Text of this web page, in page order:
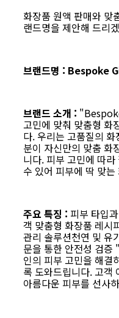
화장품 원액 판매와 맞
랜드명을 제안해 드리
브랜드명 : Bespoke
브랜드 소개 :
고민에 맞춰 맞춤형 화
다. 우리는 고품질의
분이 자신만의 맞춤 화
니다. 피부 고민에 따
수 있어 피부에 딱 맞
주요 특징 : 피부 타입
객 맞춤형 화장품 레시
관리 솔루션천연 및 유
문을 통한 안전성 검
인의 피부 고민을 해결
록 도와드립니다. 고객
아름다운 피부를 선사